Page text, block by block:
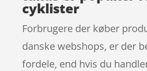
cyklister
Forbrugere der køber
danske webshops, er der
fordele, end hvis du